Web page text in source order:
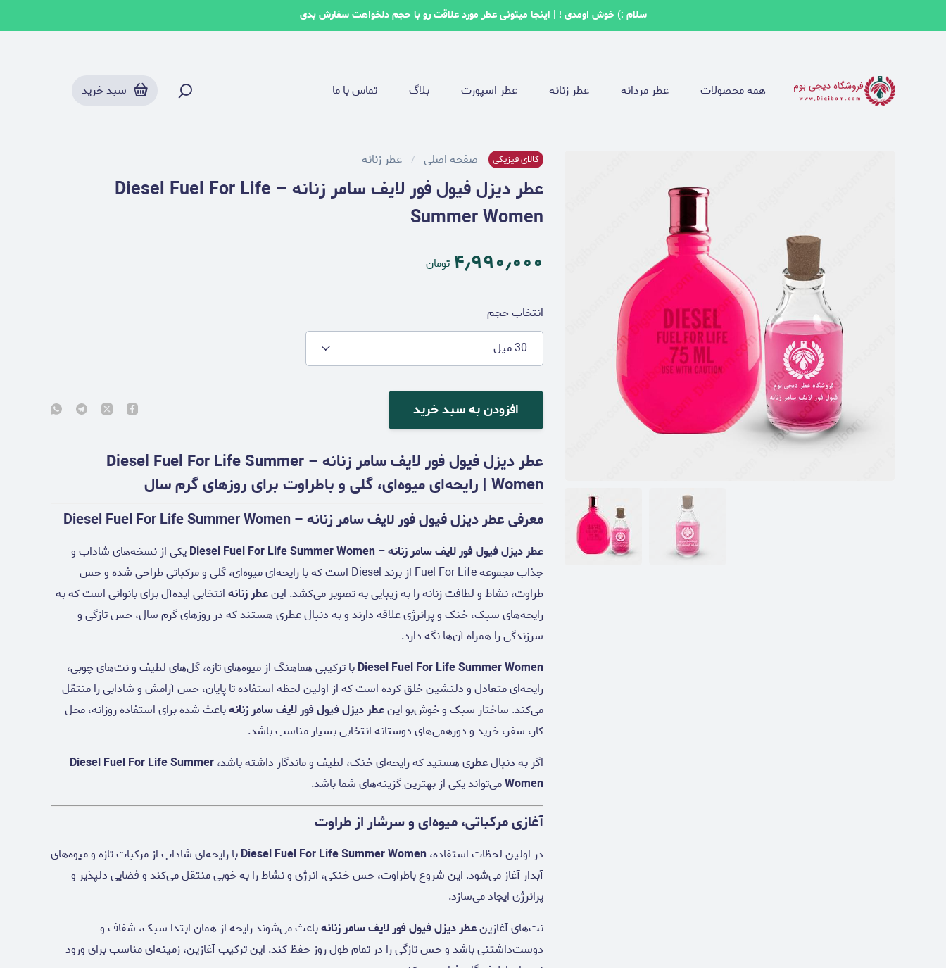
سلام :) خوش اومدی ! | اینجا میتونی عطر مورد علاقت رو با حجم دلخواهت سفارش بدی
همه محصولات عطر مردانه عطر زنانه عطر اسپورت بلاگ تماس با ما سبد خرید
کالای فیزیکی صفحه اصلی عطر زنانه
عطر دیزل فیول فور لایف سامر زنانه – Diesel Fuel For Life
Summer Women
۴٫۹۹۰٫۰۰۰ تومان
انتخاب حجم
30 میل
افزودن به سبد خرید
عطر دیزل فیول فور لایف سامر زنانه – Diesel Fuel For Life Summer
Women | رایحه‌ای میوه‌ای، گلی و باطراوت برای روزهای گرم سال
معرفی عطر دیزل فیول فور لایف سامر زنانه – Diesel Fuel For Life Summer Women
عطر دیزل فیول فور لایف سامر زنانه – Diesel Fuel For Life Summer Women
یکی از نسخه‌های شاداب و
جذاب مجموعه Fuel For Life از برند Diesel است که با رایحه‌ای میوه‌ای، گلی و مرکباتی طراحی شده و حس
طراوت، نشاط و لطافت زنانه را به زیبایی به تصویر می‌کشد. اینعطر زنانهانتخابی ایده‌آل برای بانوانی است که به
رایحه‌های سبک، خنک و پرانرژی علاقه دارند و به دنبال عطری هستند که در روزهای گرم سال، حس تازگی و
سرزندگی را همراه آن‌ها نگه دارد.
Diesel Fuel For Life Summer Womenبا ترکیبی هماهنگ از میوه‌های تازه، گل‌های لطیف و نت‌های چوبی،
رایحه‌ای متعادل و دلنشین خلق کرده است که از اولین لحظه استفاده تا پایان، حس آرامش و شادابی را منتقل
می‌کند. ساختار سبک و خوش‌بو اینعطر دیزل فیول فور لایف سامر زنانهباعث شده برای استفاده روزانه، محل
کار، سفر، خرید و دورهمی‌های دوستانه انتخابی بسیار مناسب باشد.
اگر به دنبالعطری هستید که رایحه‌ای خنک، لطیف و ماندگار داشته باشد،Diesel Fuel For Life Summer
Womenمی‌تواند یکی از بهترین گزینه‌های شما باشد.
آغازی مرکباتی، میوه‌ای و سرشار از طراوت
در اولین لحظات استفاده،Diesel Fuel For Life Summer Womenبا رایحه‌ای شاداب از مرکبات تازه و میوه‌های
آبدار آغاز می‌شود. این شروع باطراوت، حس خنکی، انرژی و نشاط را به خوبی منتقل می‌کند و فضایی دلپذیر و
پرانرژی ایجاد می‌سازد.
نت‌های آغازینعطر دیزل فیول فور لایف سامر زنانهباعث می‌شوند رایحه از همان ابتدا سبک، شفاف و
دوست‌داشتنی باشد و حس تازگی را در تمام طول روز حفظ کند. این ترکیب آغازین، زمینه‌ای مناسب برای ورود